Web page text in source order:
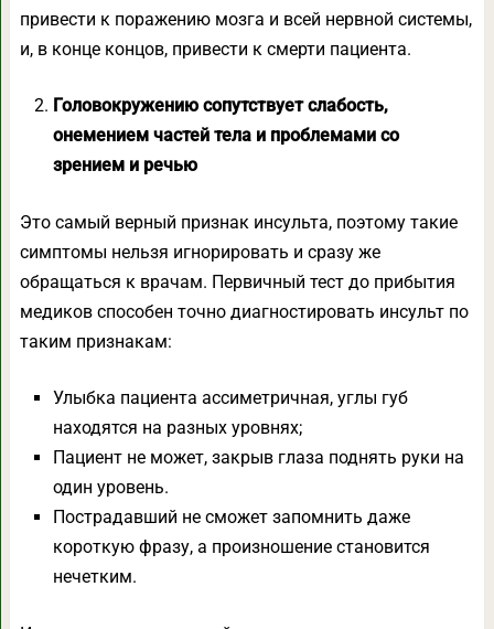
привести к поражению мозга и всей нервной системы,
и, в конце концов, привести к смерти пациента.
Головокружению сопутствует слабость,
онемением частей тела и проблемами со
зрением и речью
Это самый верный признак инсульта, поэтому такие
симптомы нельзя игнорировать и сразу же
обращаться к врачам. Первичный тест до прибытия
медиков способен точно диагностировать инсульт по
таким признакам:
Улыбка пациента ассиметричная, углы губ
находятся на разных уровнях;
Пациент не может, закрыв глаза поднять руки на
один уровень.
Пострадавший не сможет запомнить даже
короткую фразу, а произношение становится
нечетким.